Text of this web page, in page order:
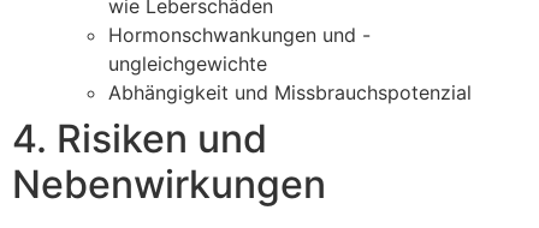
wie Leberschäden
Hormonschwankungen und -
ungleichgewichte
Abhängigkeit und Missbrauchspotenzial
4. Risiken und
Nebenwirkungen